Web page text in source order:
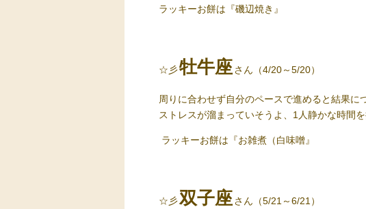
ラッキーお餅は『磯辺焼き』
☆彡牡牛座さん（4/20～5/20）
周りに合わせず自分のペースで進めると結果に
ストレスが溜まっていそうよ、1人静かな時間
ラッキーお餅は『お雑煮（白味噌』
☆彡双子座さん（5/21～6/21）